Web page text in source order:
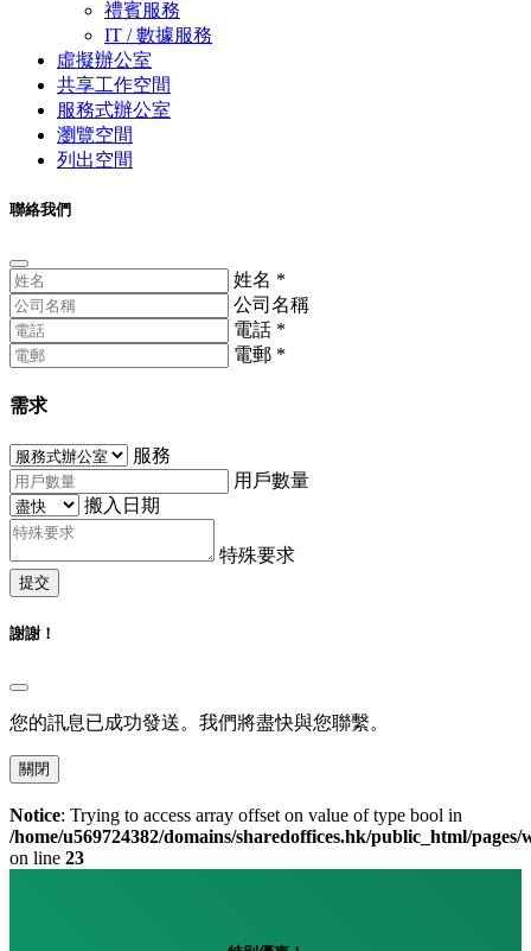
禮賓服務
IT / 數據服務
虛擬辦公室
共享工作空間
服務式辦公室
瀏覽空間
列出空間
聯絡我們
姓名 *
公司名稱
電話 *
電郵 *
需求
服務
用戶數量
搬入日期
特殊要求
提交
謝謝！
您的訊息已成功發送。我們將盡快與您聯繫。
關閉
Notice: Trying to access array offset on value of type bool in
/home/u569724382/domains/sharedoffices.hk/public_html/pages/
on line 23